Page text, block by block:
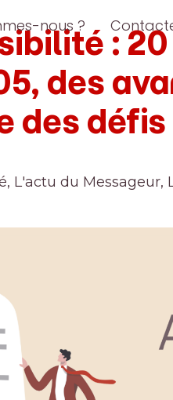
nous ?
:
des
des
, L'actu du Messageur,